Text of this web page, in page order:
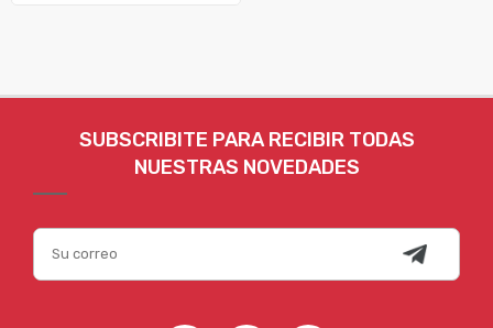
SUBSCRIBITE PARA RECIBIR TODAS
NUESTRAS NOVEDADES